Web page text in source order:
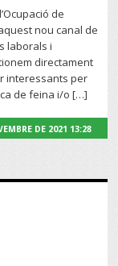
de
nou canal de
laborals i
directament
interessants per
de feina i/o […]
DE 2021 13:28